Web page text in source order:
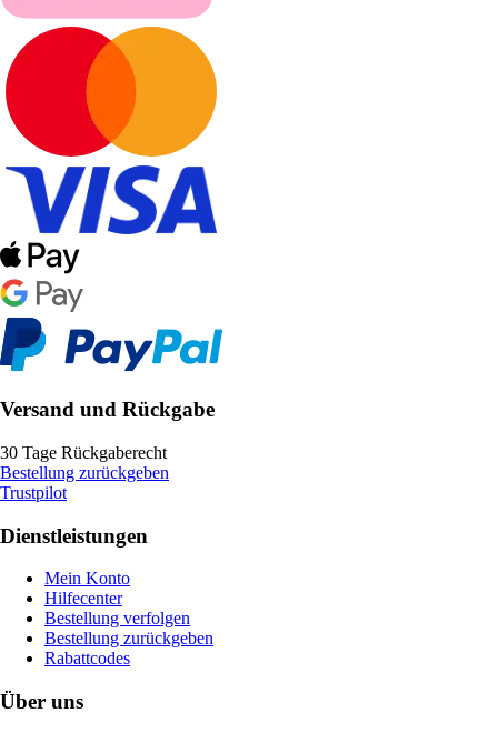
Versand und Rückgabe
30 Tage Rückgaberecht
Bestellung zurückgeben
Trustpilot
Dienstleistungen
Mein Konto
Hilfecenter
Bestellung verfolgen
Bestellung zurückgeben
Rabattcodes
Über uns